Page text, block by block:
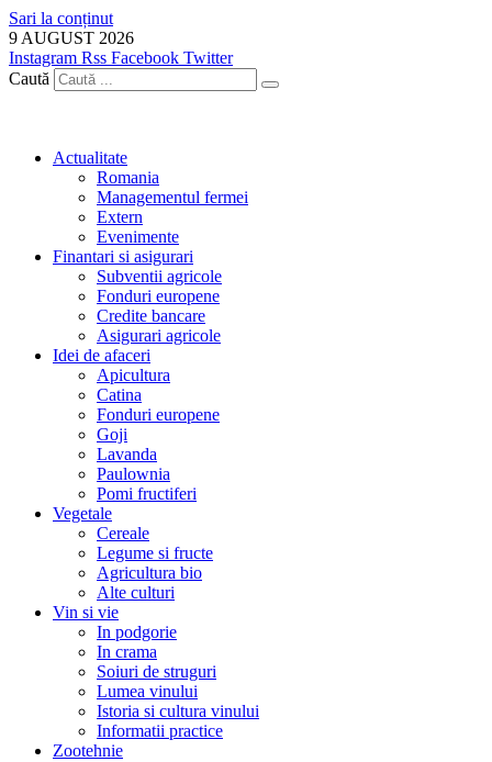
Sari la conținut
9 AUGUST 2026
Instagram Rss Facebook Twitter
Caută
Actualitate
Romania
Managementul fermei
Extern
Evenimente
Finantari si asigurari
Subventii agricole
Fonduri europene
Credite bancare
Asigurari agricole
Idei de afaceri
Apicultura
Catina
Fonduri europene
Goji
Lavanda
Paulownia
Pomi fructiferi
Vegetale
Cereale
Legume si fructe
Agricultura bio
Alte culturi
Vin si vie
In podgorie
In crama
Soiuri de struguri
Lumea vinului
Istoria si cultura vinului
Informatii practice
Zootehnie